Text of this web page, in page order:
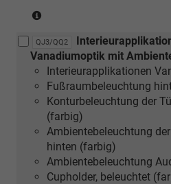
Verbindung
mit
[5MB]
Dekoreinlagen
Aluminium
matt
gebürstet
oder
[5MK]
Dekoreinlagen
QJ3/QQ2
Vanadiumoptik mit
Interieurapplikationen
Fußraumbeleuchtung
Konturbeleuchtung der
(farbig)
Ambientebeleuchtung
hinten (farbig)
Ambientebeleuchtung
Cupholder, beleuchtet